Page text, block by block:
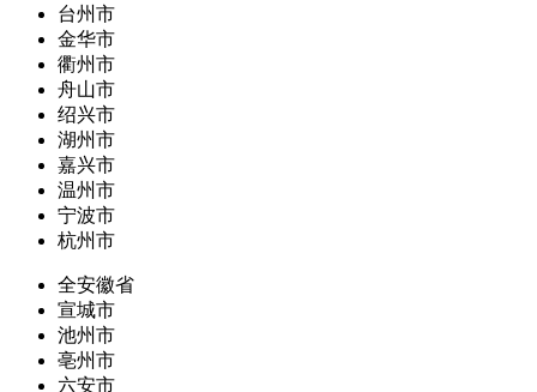
台州市
金华市
衢州市
舟山市
绍兴市
湖州市
嘉兴市
温州市
宁波市
杭州市
全安徽省
宣城市
池州市
亳州市
六安市